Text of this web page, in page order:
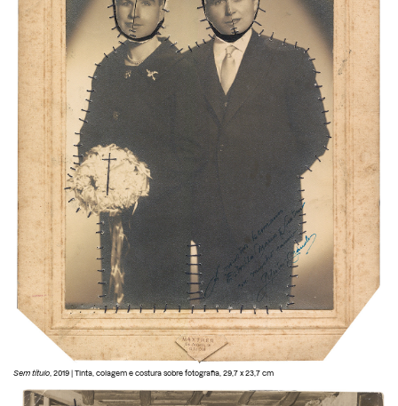
Sem título , 2019 | Tinta, colagem e costura sobre fotografia, 29,7 x 23,7 cm